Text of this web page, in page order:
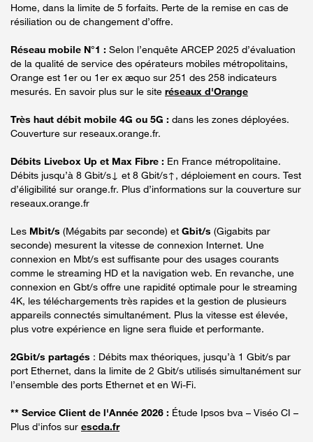
Home, dans la limite de 5 forfaits. Perte de la remise en cas de
résiliation ou de changement d’offre.
Réseau mobile N°1 : Selon l’enquête ARCEP 2025 d’évaluation
de la qualité de service des opérateurs mobiles métropolitains,
Orange est 1er ou 1er ex æquo sur 251 des 258 indicateurs
mesurés. En savoir plus sur le site réseaux d'Orange
Très haut débit mobile 4G ou 5G : dans les zones déployées.
Couverture sur reseaux.orange.fr.
Débits Livebox Up et Max Fibre : En France métropolitaine.
Débits jusqu’à 8 Gbit/s↓ et 8 Gbit/s↑, déploiement en cours. Test
d’éligibilité sur orange.fr. Plus d’informations sur la couverture sur
reseaux.orange.fr
Les Mbit/s (Mégabits par seconde) et Gbit/s (Gigabits par
seconde) mesurent la vitesse de connexion Internet. Une
connexion en Mbt/s est suffisante pour des usages courants
comme le streaming HD et la navigation web. En revanche, une
connexion en Gbt/s offre une rapidité optimale pour le streaming
4K, les téléchargements très rapides et la gestion de plusieurs
appareils connectés simultanément. Plus la vitesse est élevée,
plus votre expérience en ligne sera fluide et performante.
2Gbit/s partagés : Débits max théoriques, jusqu’à 1 Gbit/s par
port Ethernet, dans la limite de 2 Gbit/s utilisés simultanément sur
l’ensemble des ports Ethernet et en Wi-Fi.
** Service Client de l'Année 2026 : Étude Ipsos bva – Viséo CI –
Plus d'infos sur escda.fr